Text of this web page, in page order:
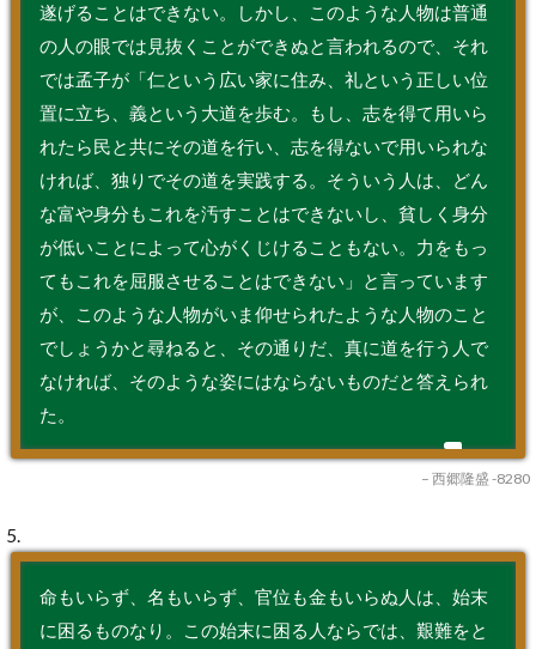
遂げることはできない。しかし、このような人物は普通
の人の眼では見抜くことができぬと言われるので、それ
では孟子が「仁という広い家に住み、礼という正しい位
置に立ち、義という大道を歩む。もし、志を得て用いら
れたら民と共にその道を行い、志を得ないで用いられな
ければ、独りでその道を実践する。そういう人は、どん
な富や身分もこれを汚すことはできないし、貧しく身分
が低いことによって心がくじけることもない。力をもっ
てもこれを屈服させることはできない」と言っています
が、このような人物がいま仰せられたような人物のこと
でしょうかと尋ねると、その通りだ、真に道を行う人で
なければ、そのような姿にはならないものだと答えられ
た。
– 西郷隆盛 -8280
5.
命もいらず、名もいらず、官位も金もいらぬ人は、始末
に困るものなり。この始末に困る人ならでは、艱難をと